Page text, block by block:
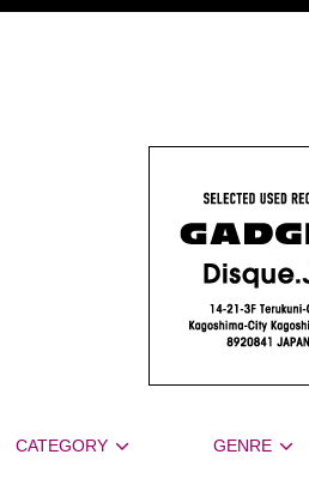
CATEGORY GENRE